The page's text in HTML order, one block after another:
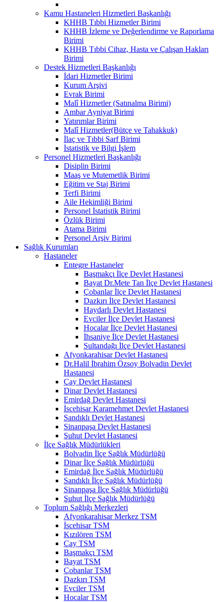
Kamu Hastaneleri Hizmetleri Başkanlığı
KHHB Tıbbi Hizmetler Birimi
KHHB İzleme ve Değerlendirme ve Raporlama
Birimi
KHHB Tıbbi Cihaz, Hasta ve Çalışan Hakları
Birimi
Destek Hizmetleri Başkanlığı
İdari Hizmetler Birimi
Kurum Arşivi
Evrak Birimi
Malî Hizmetler (Satınalma Birimi)
Ambar Ayniyat Birimi
Yatırımlar Birimi
Malî Hizmetler(Bütçe ve Tahakkuk)
İlaç ve Tıbbi Sarf Birimi
İstatistik ve Bilgi İşlem
Personel Hizmetleri Başkanlığı
Disiplin Birimi
Maaş ve Mutemetlik Birimi
Eğitim ve Staj Birimi
Terfi Birimi
Aile Hekimliği Birimi
Personel İstatistik Birimi
Özlük Birimi
Atama Birimi
Personel Arşiv Birimi
Sağlık Kurumları
Hastaneler
Entegre Hastaneler
Başmakçı İlçe Devlet Hastanesi
Bayat Dr.Mete Tan İlçe Devlet Hastanesi
Çobanlar İlçe Devlet Hastanesi
Dazkırı İlçe Devlet Hastanesi
Haydarlı Devlet Hastanesi
Evciler İlçe Devlet Hastanesi
Hocalar İlçe Devlet Hastanesi
İhsaniye İlçe Devlet Hastanesi
Sultandağı İlçe Devlet Hastanesi
Afyonkarahisar Devlet Hastanesi
Dr.Halil İbrahim Özsoy Bolvadin Devlet
Hastanesi
Çay Devlet Hastanesi
Dinar Devlet Hastanesi
Emirdağ Devlet Hastanesi
İscehisar Karamehmet Devlet Hastanesi
Sandıklı Devlet Hastanesi
Sinanpaşa Devlet Hastanesi
Şuhut Devlet Hastanesi
İlçe Sağlık Müdürlükleri
Bolvadin İlçe Sağlık Müdürlüğü
Dinar İlçe Sağlık Müdürlüğü
Emirdağ İlçe Sağlık Müdürlüğü
Sandıklı İlçe Sağlık Müdürlüğü
Sinanpaşa İlçe Sağlık Müdürlüğü
Şuhut İlçe Sağlık Müdürlüğü
Toplum Sağlığı Merkezleri
Afyonkarahisar Merkez TSM
İscehisar TSM
Kızılören TSM
Çay TSM
Başmakçı TSM
Bayat TSM
Çobanlar TSM
Dazkırı TSM
Evciler TSM
Hocalar TSM